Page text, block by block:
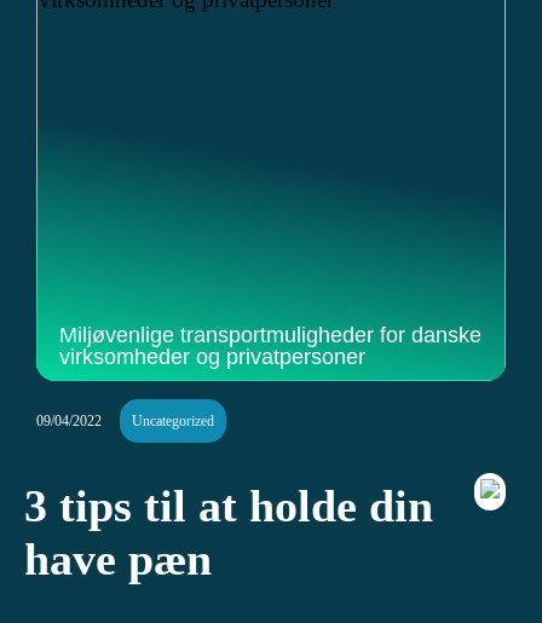
Miljøvenlige transportmuligheder for danske
virksomheder og privatpersoner
09/04/2022 Uncategorized
3 tips til at holde din
have pæn